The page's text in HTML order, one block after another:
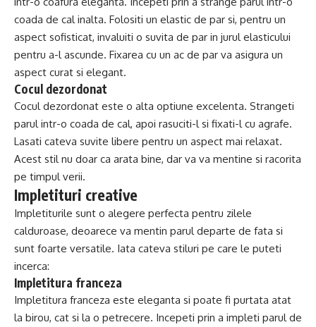
coada de cal inalta. Folositi un elastic de par si, pentru un
aspect sofisticat, invaluiti o suvita de par in jurul elasticului
pentru a-l ascunde. Fixarea cu un ac de par va asigura un
aspect curat si elegant.
Cocul dezordonat
Cocul dezordonat este o alta optiune excelenta. Strangeti
parul intr-o coada de cal, apoi rasuciti-l si fixati-l cu agrafe.
Lasati cateva suvite libere pentru un aspect mai relaxat.
Acest stil nu doar ca arata bine, dar va va mentine si racorita
pe timpul verii.
Impletituri creative
Impletiturile sunt o alegere perfecta pentru zilele
calduroase, deoarece va mentin parul departe de fata si
sunt foarte versatile. Iata cateva stiluri pe care le puteti
incerca:
Impletitura franceza
Impletitura franceza este eleganta si poate fi purtata atat
la birou, cat si la o petrecere. Incepeti prin a impleti parul de